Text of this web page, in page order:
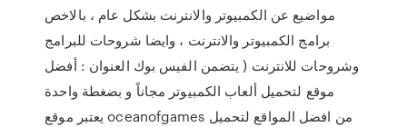
مواضيع عن الكمبيوتر والانترنت بشكل عام ، بالاخص
برامج الكمبيوتر والانترنت ، وايضا شروحات للبرامج
وشروحات للانترنت ( يتضمن الفيس بوك العنوان : أفضل
موقع لتحميل ألعاب الكمبيوتر مجاناً و بضغطة واحدة
يعتبر موقع oceanofgames من افضل المواقع لتحميل